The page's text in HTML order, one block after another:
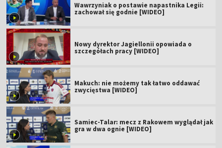
Wawrzyniak o postawie napastnika Legii:
zachował się godnie [WIDEO]
Nowy dyrektor Jagiellonii opowiada o
szczegółach pracy [WIDEO]
Makuch: nie możemy tak łatwo oddawać
zwycięstwa [WIDEO]
Samiec-Talar: mecz z Rakowem wyglądał jak
gra w dwa ognie [WIDEO]